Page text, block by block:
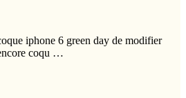
iphone 6 green day de modifier
coqu …